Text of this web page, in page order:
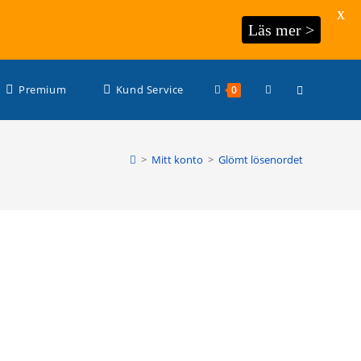
Premium Kund Service 0 Slå
> Mitt konto > Glömt lösenordet
Läs mer >
X